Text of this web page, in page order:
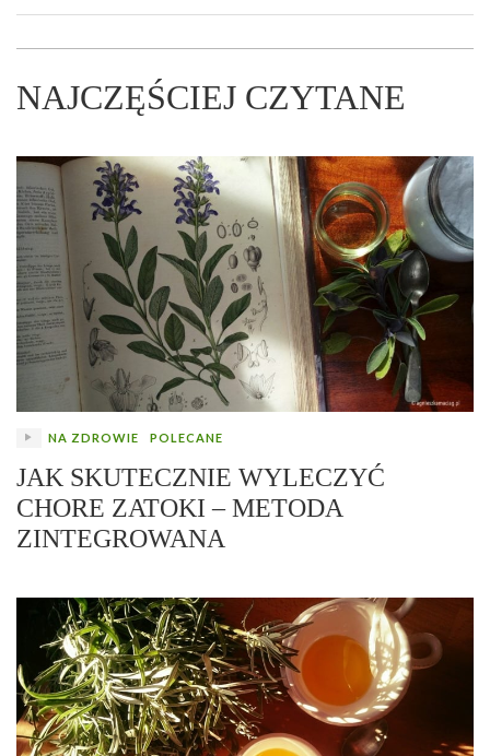
NAJCZĘŚCIEJ CZYTANE
NA ZDROWIE POLECANE
JAK SKUTECZNIE WYLECZYĆ
CHORE ZATOKI – METODA
ZINTEGROWANA